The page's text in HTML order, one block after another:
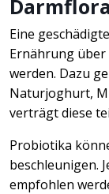
Eine
Ernährung
werden. Dazu
Naturjoghurt,
verträgt diese
Probiotika
beschleunigen.
empfohlen